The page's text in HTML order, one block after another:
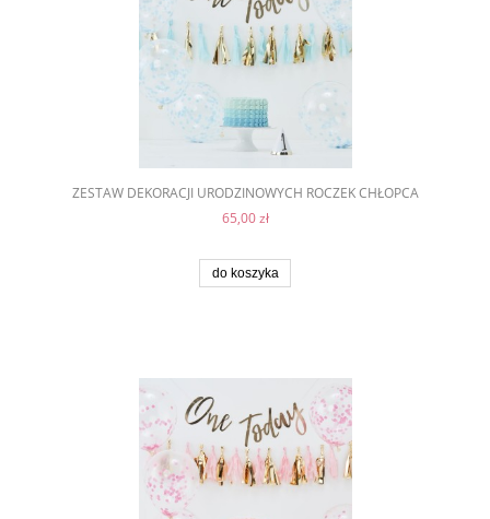
ZESTAW DEKORACJI URODZINOWYCH ROCZEK CHŁOPCA
65,00 zł
do koszyka